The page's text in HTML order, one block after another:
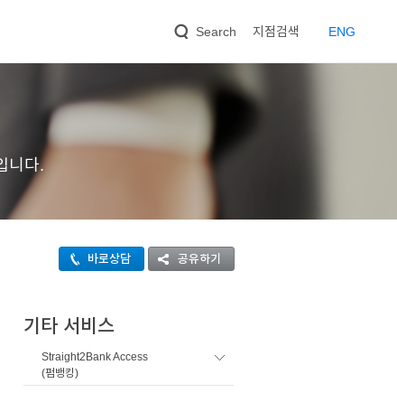
Search 지점검색 ENG
니다.
바로상담 공유하기
기타 서비스
Straight2Bank Access
(펌뱅킹)